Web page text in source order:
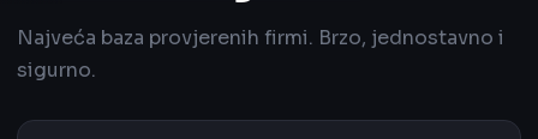
Najveća baza provjerenih firmi. Brzo, jednostavno i
sigurno.